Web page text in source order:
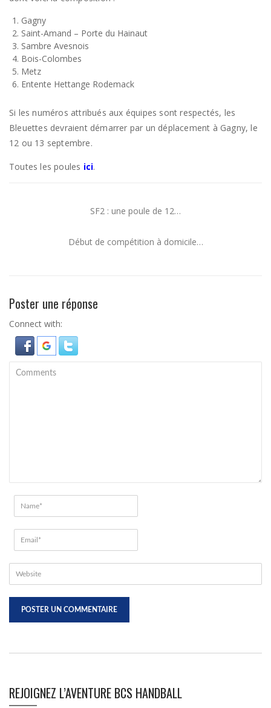
Gagny
Saint-Amand – Porte du Hainaut
Sambre Avesnois
Bois-Colombes
Metz
Entente Hettange Rodemack
Si les numéros attribués aux équipes sont respectés, les
Bleuettes devraient démarrer par un déplacement à Gagny, le
12 ou 13 septembre.
Toutes les poules ici.
SF2 : une poule de 12…
Début de compétition à domicile…
Poster une réponse
Connect with:
REJOIGNEZ L’AVENTURE BCS HANDBALL